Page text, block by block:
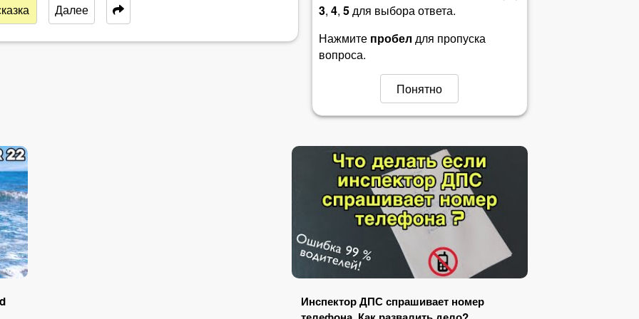
Далее
Билет 28
Билет 31
Билет 32
Билет 33
Билет 34
Билет 35
3, 4,5для выбора ответа.
Нажмите пробел для пропуска
вопроса.
Понятно
Инспектор ДПС спрашивает номер